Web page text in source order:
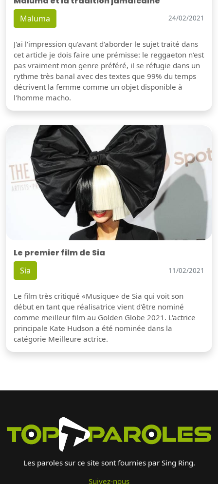
Maluma 24/02/2021
J'ai l'impression qu'avant d'aborder le sujet traité dans
cet article je dois faire une prémisse: le reggaeton n'est
pas vraiment mon genre préféré, il se réfugie dans un
rythme très banal avec des textes que 99% du temps
décrivent la femme comme un objet disponible à
l'homme macho.
Le premier film de Sia
Sia 11/02/2021
Le film très critiqué «Musique» de Sia qui voit son
début en tant que réalisatrice vient d'être nominé
comme meilleur film au Golden Globe 2021. L'actrice
principale Kate Hudson a été nominée dans la
catégorie Meilleure actrice.
Les paroles sur ce site sont fournies par Sing Ring.
Suivez-nous